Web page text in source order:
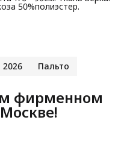
50%полиэстер.
Пальто
фирменном